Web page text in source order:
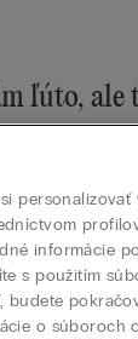
ľúto, ale
na domovskú
informácie
s použitím
budete
o súboroch